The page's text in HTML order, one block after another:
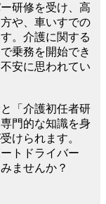
研修を受け、高
や、車いすでの
。介護に関する
乗務を開始でき
安に思われてい
「介護初任者研
門的な知識を身
けられます。
トドライバー
ませんか？